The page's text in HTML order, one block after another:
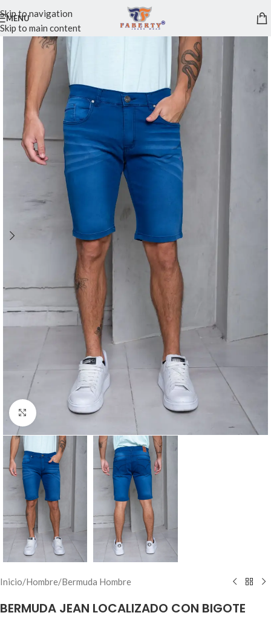
Skip to navigation
Skip to main content
MENU
Vista completa
Inicio/Hombre/Bermuda Hombre
BERMUDA JEAN LOCALIZADO CON BIGOTE